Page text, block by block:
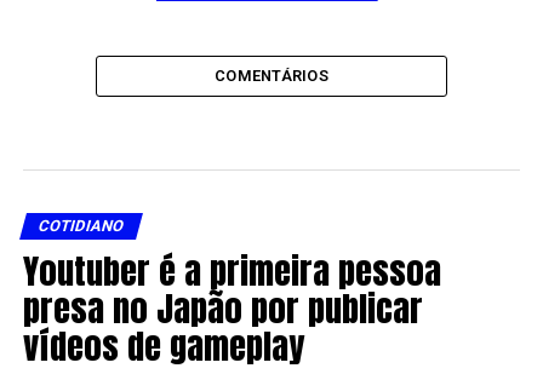
COMENTÁRIOS
COTIDIANO
Youtuber é a primeira pessoa
presa no Japão por publicar
vídeos de gameplay